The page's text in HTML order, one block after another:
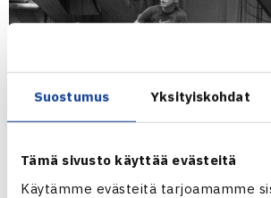
Suostumus Yksityiskohdat
Tämä sivusto käyttää evästeitä
Käytämme evästeitä tarjoamamme